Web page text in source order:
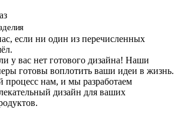
если ни один из перечисленных
у вас нет готового дизайна! Наши
готовы воплотить ваши идеи в жизнь.
процесс нам, и мы разработаем
дизайн для ваших